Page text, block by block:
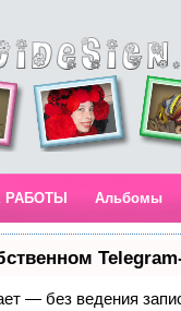
РАБОТЫ Альбомы
— без ведения